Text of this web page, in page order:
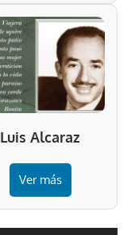
Luis Alcaraz
Ver más